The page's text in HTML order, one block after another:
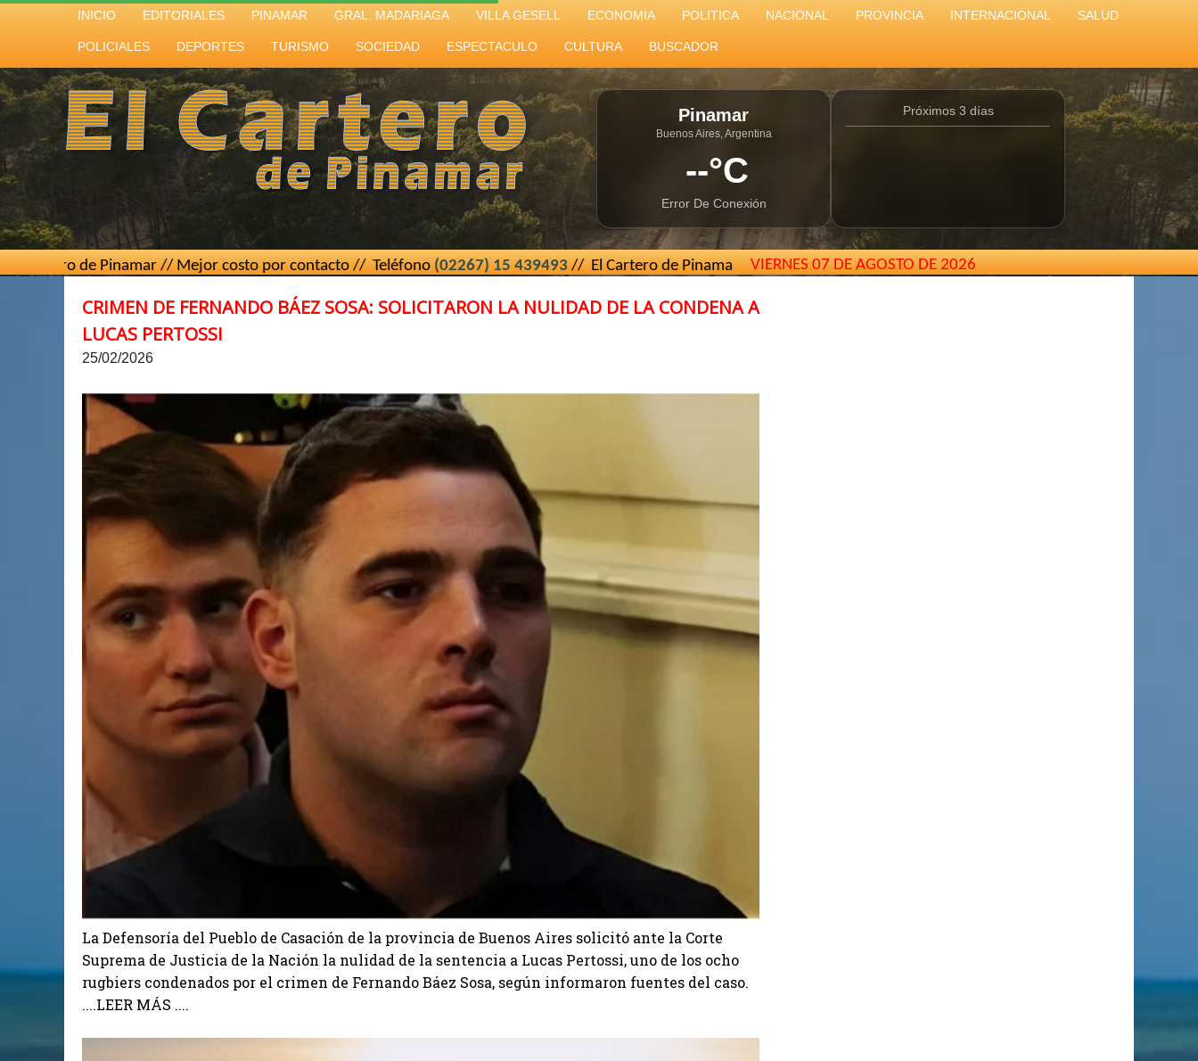
INICIO EDITORIALES PINAMAR GRAL. MADARIAGA VILLA GESELL ECONOMIA POLITICA NACIONAL PROVINCIA INTERNACIONAL SALUD
POLICIALES DEPORTES TURISMO SOCIEDAD ESPECTACULO CULTURA BUSCADOR
Pinamar
Buenos Aires, Argentina
--°C
Error De Conexión
Próximos 3 días
Pinamar // Mejor costo por contacto // Teléfono(02267) 15 439493// El Cartero de Pinamar - Buenos Aires - Argentina //elcarterodepinamar@gmail.com
VIERNES 07 DE AGOSTO DE 2026
CRIMEN DE FERNANDO BÁEZ SOSA: SOLICITARON LA NULIDAD DE LA CONDENA A
LUCAS PERTOSSI
25/02/2026
La Defensoría del Pueblo de Casación de la provincia de Buenos Aires solicitó ante la Corte
Suprema de Justicia de la Nación la nulidad de la sentencia a Lucas Pertossi, uno de los ocho
rugbiers condenados por el crimen de Fernando Báez Sosa, según informaron fuentes del caso.
....LEER MÁS ....